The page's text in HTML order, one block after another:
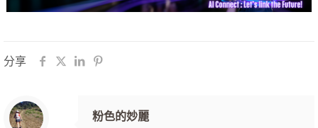
分享
粉色的妙麗